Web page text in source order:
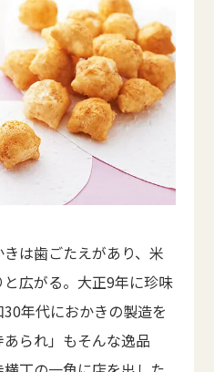
は歯ごたえがあり、米
広がる。大正9年に珍味
年代におかきの製造を
られ」もそんな逸品